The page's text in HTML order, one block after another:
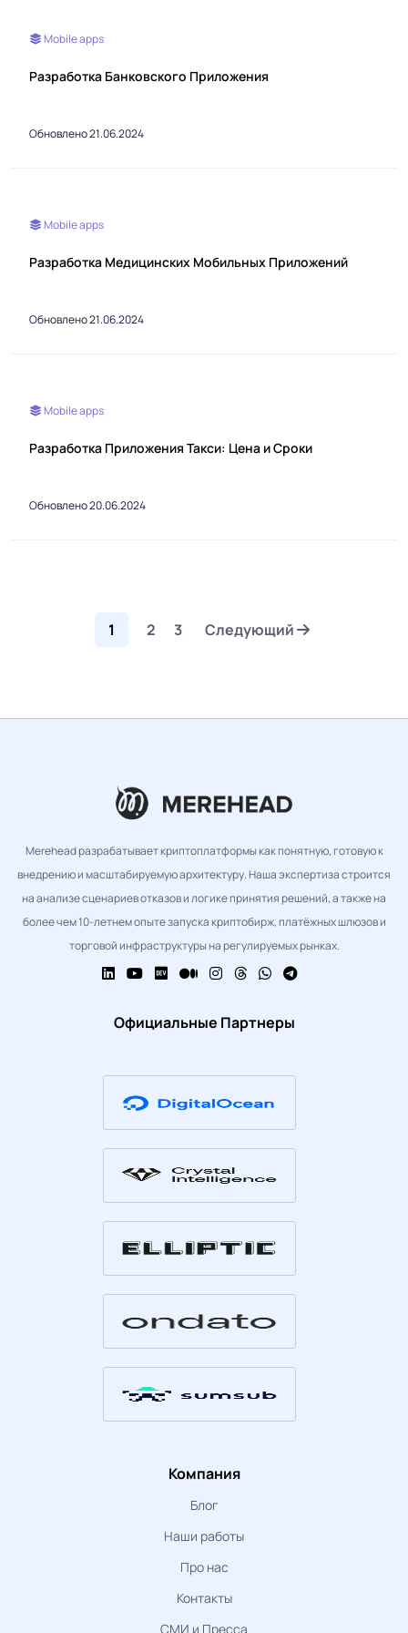
Mobile apps
Разработка Банковского Приложения
Обновлено 21.06.2024
Mobile apps
Разработка Медицинских Мобильных Приложений
Обновлено 21.06.2024
Mobile apps
Разработка Приложения Такси: Цена и Сроки
Обновлено 20.06.2024
1 2 3 Следующий
Merehead разрабатывает криптоплатформы как понятную, готовую к
внедрению и масштабируемую архитектуру. Наша экспертиза строится
на анализе сценариев отказов и логике принятия решений, а также на
более чем 10-летнем опыте запуска криптобирж, платёжных шлюзов и
торговой инфраструктуры на регулируемых рынках.
Официальные Партнеры
Компания
Блог
Наши работы
Про нас
Контакты
СМИ и Пресса